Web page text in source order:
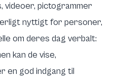
videoer, pictogrammer
nyttigt for personer,
om deres dag verbalt:
kan de vise,
en god indgang til